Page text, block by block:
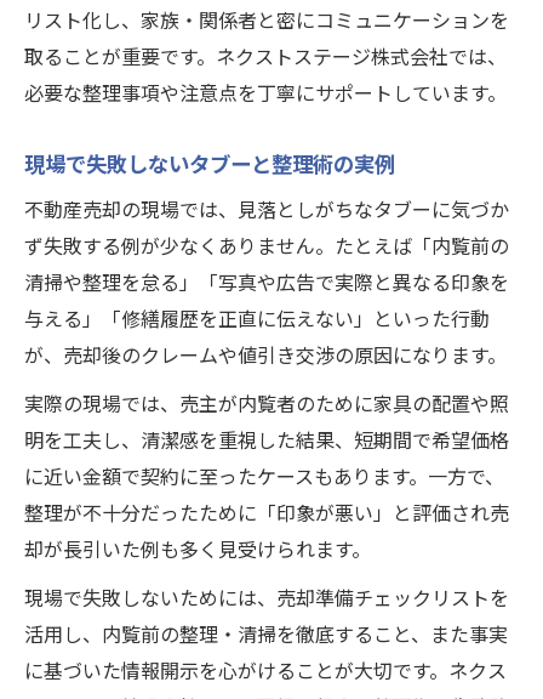
リスト化し、家族・関係者と密にコミュニケーションを
取ることが重要です。ネクストステージ株式会社では、
必要な整理事項や注意点を丁寧にサポートしています。
現場で失敗しないタブーと整理術の実例
不動産売却の現場では、見落としがちなタブーに気づか
ず失敗する例が少なくありません。たとえば「内覧前の
清掃や整理を怠る」「写真や広告で実際と異なる印象を
与える」「修繕履歴を正直に伝えない」といった行動
が、売却後のクレームや値引き交渉の原因になります。
実際の現場では、売主が内覧者のために家具の配置や照
明を工夫し、清潔感を重視した結果、短期間で希望価格
に近い金額で契約に至ったケースもあります。一方で、
整理が不十分だったために「印象が悪い」と評価され売
却が長引いた例も多く見受けられます。
現場で失敗しないためには、売却準備チェックリストを
活用し、内覧前の整理・清掃を徹底すること、また事実
に基づいた情報開示を心がけることが大切です。ネクス